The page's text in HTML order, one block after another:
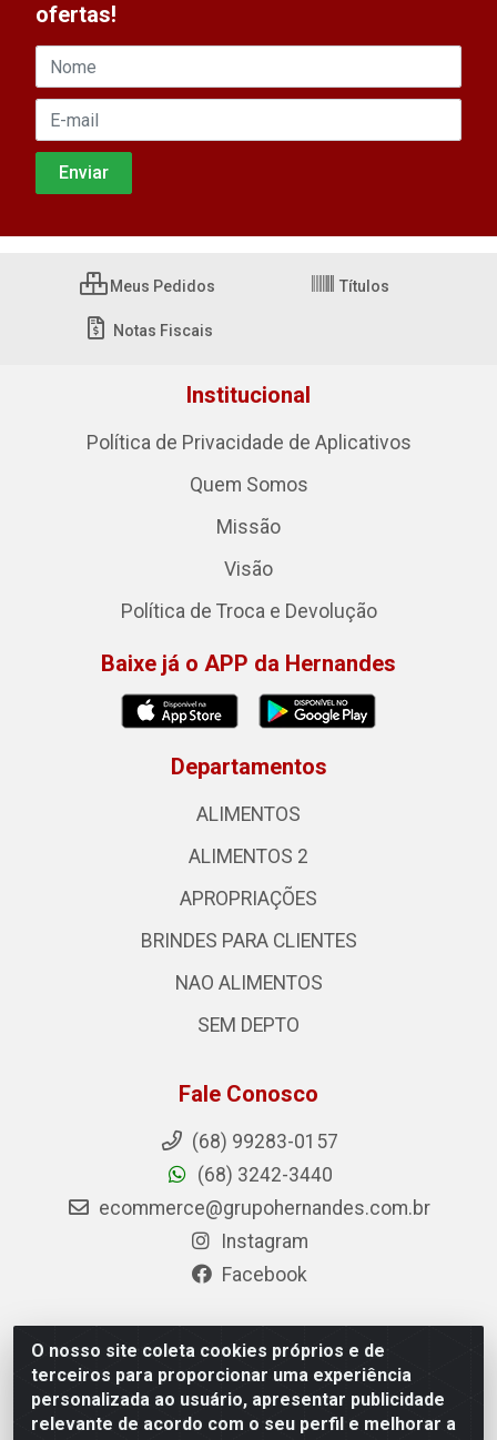
O nosso site coleta cookies próprios e de
terceiros para proporcionar uma experiência
personalizada ao usuário, apresentar publicidade
relevante de acordo com o seu perfil e melhorar a
ofertas!
Meus Pedidos Títulos
Notas Fiscais
Institucional
Política de Privacidade de Aplicativos
Quem Somos
Missão
Visão
Política de Troca e Devolução
Baixe já o APP da Hernandes
Departamentos
ALIMENTOS
ALIMENTOS 2
APROPRIAÇÕES
BRINDES PARA CLIENTES
NAO ALIMENTOS
SEM DEPTO
Fale Conosco
(68) 99283-0157
(68) 3242-3440
ecommerce@grupohernandes.com.br
Instagram
Facebook
Hernandes - Atacado e Distribuições - Rodovia
Transacreana, 2155 - Floresta Sul, Rio Branco/AC - CEP
69.912-290 - CNPJ 12.996.556/0001-69